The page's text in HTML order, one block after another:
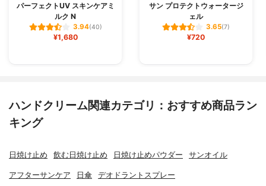
パーフェクトUV スキンケアミ
ルク N
3.94(40)
¥1,680
サン プロテクトウォータージ
ェル
3.65(7)
¥720
ハンドクリーム関連カテゴリ：おすすめ商品ラン
キング
日焼け止め 飲む日焼け止め 日焼け止めパウダー サンオイル
アフターサンケア 日傘 デオドラントスプレー